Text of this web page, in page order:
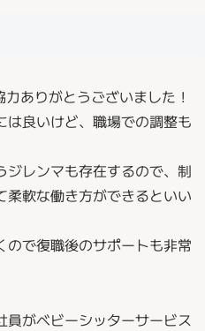
ありがとうございました！
良いけど、職場での調整も
レンマも存在するので、制
軟な働き方ができるといい
ので復職後のサポートも非常
がベビーシッターサービス